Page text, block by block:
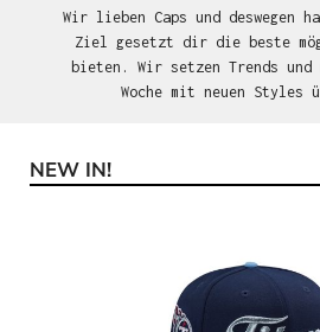
Wir lieben Caps und deswegen
Ziel gesetzt dir die beste
bieten. Wir setzen Trends und
Woche mit neuen Styles
Produktgalerie überspringen
NEW IN!